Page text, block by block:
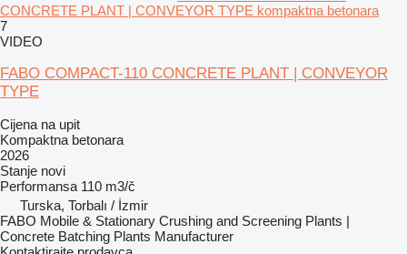
CONCRETE PLANT | CONVEYOR TYPE kompaktna betonara
7
VIDEO
FABO COMPACT-110 CONCRETE PLANT | CONVEYOR
TYPE
Cijena na upit
Kompaktna betonara
2026
Stanje novi
Performansa 110 m3/č
Turska, Torbalı / İzmir
FABO Mobile & Stationary Crushing and Screening Plants |
Concrete Batching Plants Manufacturer